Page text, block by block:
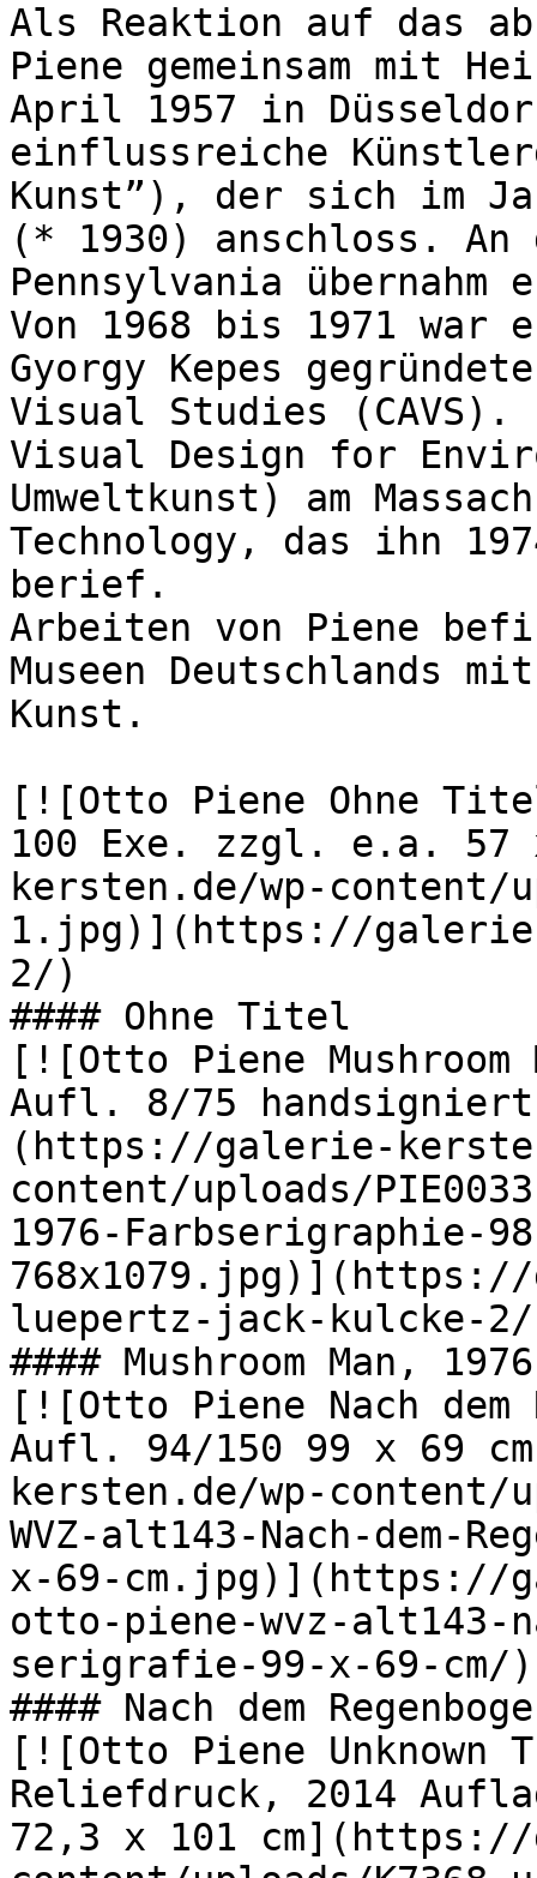
Als Reaktion auf das
Piene gemeinsam mit
April 1957 in
einflussreiche
Kunst”), der sich im
(* 1930) anschloss.
Pennsylvania
Von 1968 bis 1971 war
Gyorgy Kepes
Visual Studies
Visual Design for
Umweltkunst) am
Technology, das ihn
berief.
Arbeiten von Piene
Museen Deutschlands
Kunst.
[![Otto Piene Ohne
100 Exe. zzgl. e.a.
kersten.de/wp-content/
1.jpg)](https://galerie-
2/)
#### Ohne Titel
[![Otto Piene
Aufl. 8/75 handsigniert
(https://galerie-
content/uploads/
1976-Farbserigraphie-
luepertz-jack-kulcke-
#### Mushroom Man, 1976
[![Otto Piene Nach dem
Aufl. 94/150 99 x 69
kersten.de/wp-content/
WVZ-alt143-Nach-dem-
x-69-cm.jpg)](https://
otto-piene-wvz-alt143-
serigrafie-99-x-69-cm/)
#### Nach dem
[![Otto Piene Unknown
Reliefdruck, 2014
72,3 x 101